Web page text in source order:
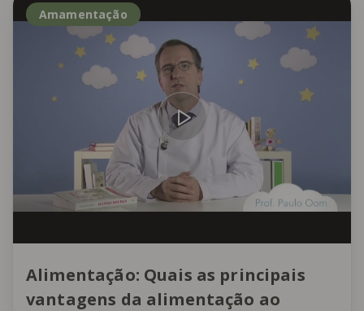
Amamentação
Alimentação: Quais as principais
vantagens da alimentação ao